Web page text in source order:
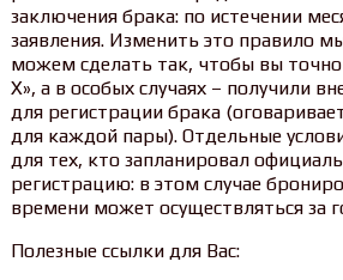
заключения брака: по истечении
заявления. Изменить это правило
можем сделать так, чтобы вы точно
Х», а в особых случаях – получили
для регистрации брака
для каждой пары). Отдельные
для тех, кто запланировал
регистрацию: в этом случае
времени может осуществляться за
Полезные ссылки для Вас: